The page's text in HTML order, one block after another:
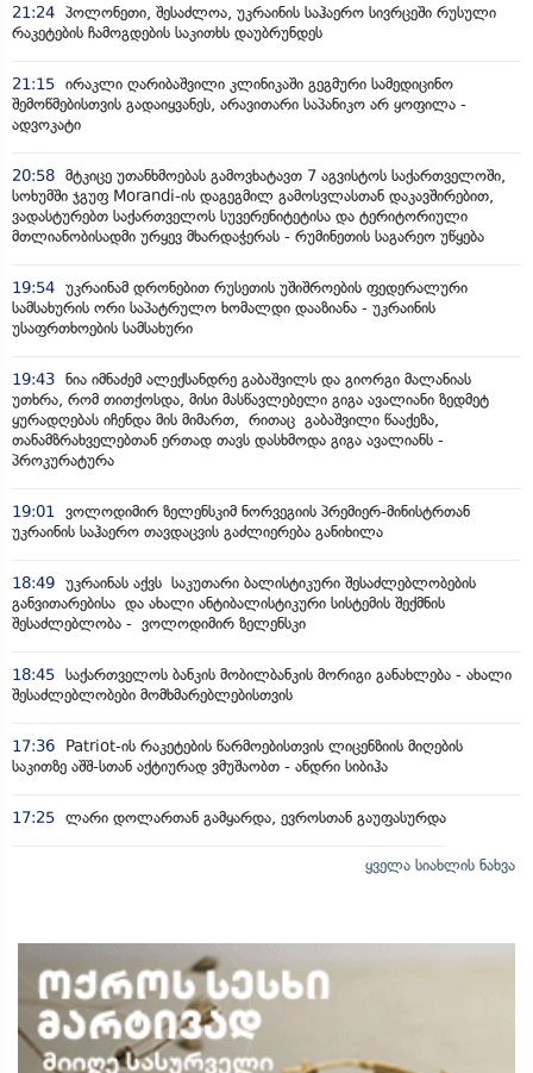
21:24 პოლონეთი, შესაძლოა, უკრაინის საჰაერო სივრცეში რუსული
რაკეტების ჩამოგდების საკითხს დაუბრუნდეს
21:15 ირაკლი ღარიბაშვილი კლინიკაში გეგმური სამედიცინო
შემოწმებისთვის გადაიყვანეს, არავითარი საპანიკო არ ყოფილა -
ადვოკატი
20:58 მტკიცე უთანხმოებას გამოვხატავთ 7 აგვისტოს საქართველოში,
სოხუმში ჯგუფ Morandi-ის დაგეგმილ გამოსვლასთან დაკავშირებით,
ვადასტურებთ საქართველოს სუვერენიტეტისა და ტერიტორიული
მთლიანობისადმი ურყევ მხარდაჭერას - რუმინეთის საგარეო უწყება
19:54 უკრაინამ დრონებით რუსეთის უშიშროების ფედერალური
სამსახურის ორი საპატრულო ხომალდი დააზიანა - უკრაინის
უსაფრთხოების სამსახური
19:43 ნია იმნაძემ ალექსანდრე გაბაშვილს და გიორგი მალანიას
უთხრა, რომ თითქოსდა, მისი მასწავლებელი გიგა ავალიანი ზედმეტ
ყურადღებას იჩენდა მის მიმართ, რითაც გაბაშვილი წააქეზა,
თანამზრახველებთან ერთად თავს დასხმოდა გიგა ავალიანს -
პროკურატურა
19:01
ვოლოდიმირ ზელენსკიმ ნორვეგიის პრემიერ-მინისტრთან
უკრაინის საჰაერო თავდაცვის გაძლიერება განიხილა
18:49 უკრაინას აქვს საკუთარი ბალისტიკური შესაძლებლობების
განვითარებისა და ახალი ანტიბალისტიკური სისტემის შექმნის
შესაძლებლობა - ვოლოდიმირ ზელენსკი
18:45 საქართველოს ბანკის მობილბანკის მორიგი განახლება - ახალი
შესაძლებლობები მომხმარებლებისთვის
17:36
Patriot-ის რაკეტების წარმოებისთვის ლიცენზიის მიღების
საკითზე აშშ-სთან აქტიურად ვმუშაობთ - ანდრი სიბიჰა
17:25 ლარი დოლართან გამყარდა, ევროსთან გაუფასურდა
ყველა სიახლის ნახვა